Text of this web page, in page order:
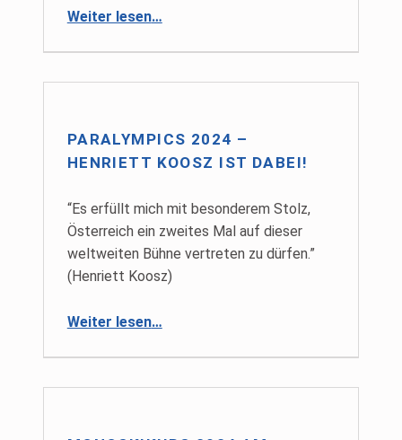
Weiter lesen“RESET Scout: Neue adaptives Mountain Handbike”
…
PARALYMPICS 2024 –
HENRIETT KOOSZ IST DABEI!
“Es erfüllt mich mit besonderem Stolz,
Österreich ein zweites Mal auf dieser
weltweiten Bühne vertreten zu dürfen.”
(Henriett Koosz)
Weiter lesen“Paralympics 2024 – Henriett Koosz ist dabei!”
…